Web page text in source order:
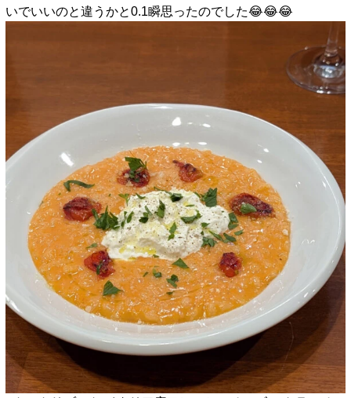
いでいいのと違うかと0.1瞬思ったのでした😂😂😂